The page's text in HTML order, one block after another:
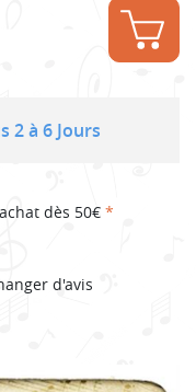
2 à 6 Jours
dès 50€ *
d'avis